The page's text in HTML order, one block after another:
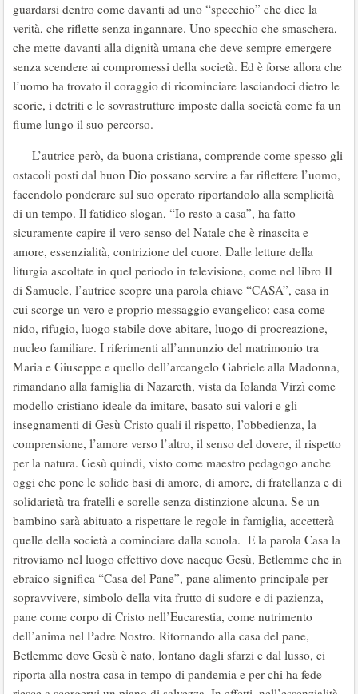
guardarsi dentro come davanti ad uno “specchio” che dice la
verità, che riflette senza ingannare. Uno specchio che smaschera,
che mette davanti alla dignità umana che deve sempre emergere
senza scendere ai compromessi della società. Ed è forse allora che
l’uomo ha trovato il coraggio di ricominciare lasciandoci dietro le
scorie, i detriti e le sovrastrutture imposte dalla società come fa un
fiume lungo il suo percorso.
L’autrice però, da buona cristiana, comprende come spesso gli
ostacoli posti dal buon Dio possano servire a far riflettere l’uomo,
facendolo ponderare sul suo operato riportandolo alla semplicità
di un tempo. Il fatidico slogan, “Io resto a casa”, ha fatto
sicuramente capire il vero senso del Natale che è rinascita e
amore, essenzialità, contrizione del cuore. Dalle letture della
liturgia ascoltate in quel periodo in televisione, come nel libro II
di Samuele, l’autrice scopre una parola chiave “CASA”, casa in
cui scorge un vero e proprio messaggio evangelico: casa come
nido, rifugio, luogo stabile dove abitare, luogo di procreazione,
nucleo familiare. I riferimenti all’annunzio del matrimonio tra
Maria e Giuseppe e quello dell’arcangelo Gabriele alla Madonna,
rimandano alla famiglia di Nazareth, vista da Iolanda Virzì come
modello cristiano ideale da imitare, basato sui valori e gli
insegnamenti di Gesù Cristo quali il rispetto, l’obbedienza, la
comprensione, l’amore verso l’altro, il senso del dovere, il rispetto
per la natura. Gesù quindi, visto come maestro pedagogo anche
oggi che pone le solide basi di amore, di amore, di fratellanza e di
solidarietà tra fratelli e sorelle senza distinzione alcuna. Se un
bambino sarà abituato a rispettare le regole in famiglia, accetterà
quelle della società a cominciare dalla scuola. E la parola Casa la
ritroviamo nel luogo effettivo dove nacque Gesù, Betlemme che in
ebraico significa “Casa del Pane”, pane alimento principale per
sopravvivere, simbolo della vita frutto di sudore e di pazienza,
pane come corpo di Cristo nell’Eucarestia, come nutrimento
dell’anima nel Padre Nostro. Ritornando alla casa del pane,
Betlemme dove Gesù è nato, lontano dagli sfarzi e dal lusso, ci
riporta alla nostra casa in tempo di pandemia e per chi ha fede